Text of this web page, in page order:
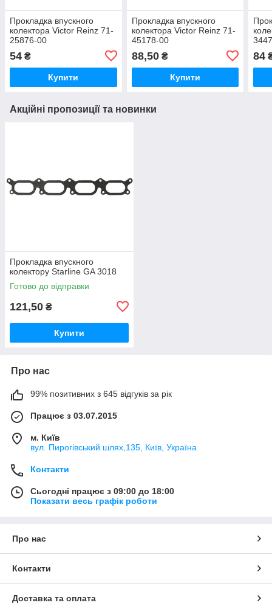
Прокладка впускного
колектора Victor Reinz 71-
25876-00
54 ₴
Купити
Прокладка впускного
колектора Victor Reinz 71-
45178-00
88,50₴
Купити
84
Акційні пропозиції та новинки
Прокладка впускного
колектору Starline GA 3018
Готово до відправки
121,50 ₴
Купити
Про нас
99% позитивних з 645 відгуків за рік
Працює з 03.07.2015
м. Київ
вул. Пирогівський шлях,135, Київ, Україна
Контакти
Сьогодні працює з 09:00 до 18:00
Показати весь графік роботи
Про нас
Контакти
Доставка та оплата